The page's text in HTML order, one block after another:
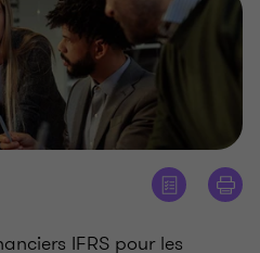
IFRS pour les